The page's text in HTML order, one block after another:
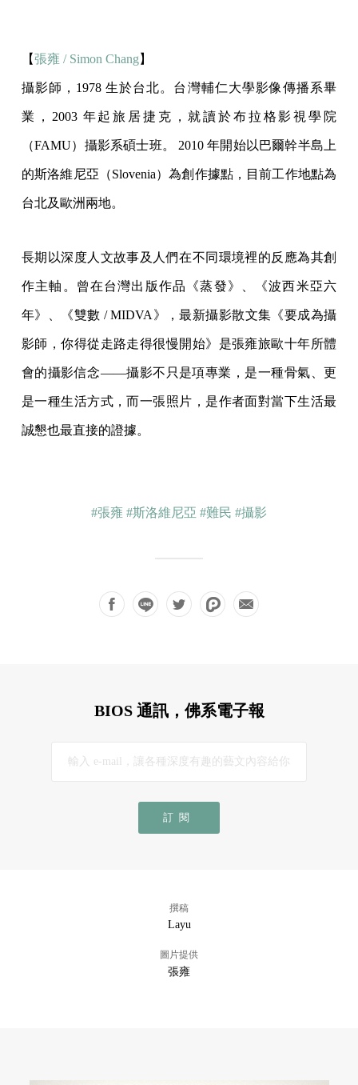
【張雍 / Simon Chang】
攝影師，1978 生於台北。台灣輔仁大學影像傳播系畢
業，2003 年起旅居捷克，就讀於布拉格影視學院
（FAMU）攝影系碩士班。 2010 年開始以巴爾幹半島上
的斯洛維尼亞（Slovenia）為創作據點，目前工作地點為
台北及歐洲兩地。
長期以深度人文故事及人們在不同環境裡的反應為其創
作主軸。曾在台灣出版作品《蒸發》、《波西米亞六
年》、《雙數 / MIDVA》，最新攝影散文集《要成為攝
影師，你得從走路走得很慢開始》是張雍旅歐十年所體
會的攝影信念——攝影不只是項專業，是一種骨氣、更
是一種生活方式，而一張照片，是作者面對當下生活最
誠懇也最直接的證據。
#張雍 #斯洛維尼亞 #難民 #攝影
BIOS 通訊，佛系電子報
訂閱
撰稿
Layu
圖片提供
張雍